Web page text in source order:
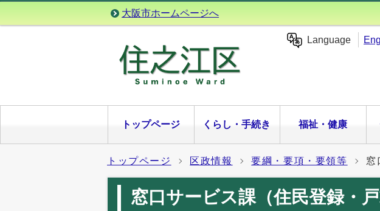
大阪市ホームページへ
Language
トップページ くらし・手続き 福祉・健康
トップページ 区政情報 要綱・要項・要領等 窓
窓口サービス課（住民登録・